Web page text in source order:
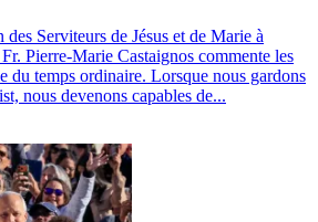
Serviteurs de Jésus et de Marie à
Pierre-Marie Castaignos commente les
du temps ordinaire. Lorsque nous gardons
nous devenons capables de...